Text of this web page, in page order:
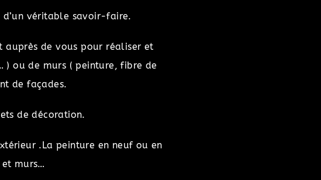
véritable savoir-faire.
auprès de vous pour réaliser et
) ou de murs ( peinture, fibre de
de façades.
de décoration.
.La peinture en neuf ou en
murs…